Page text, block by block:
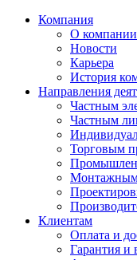
Компания
О компании
Новости
Карьера
История
Направления
Частным
Частным
Торговым
Монтажным
Клиентам
Оплата и
Гарантия и